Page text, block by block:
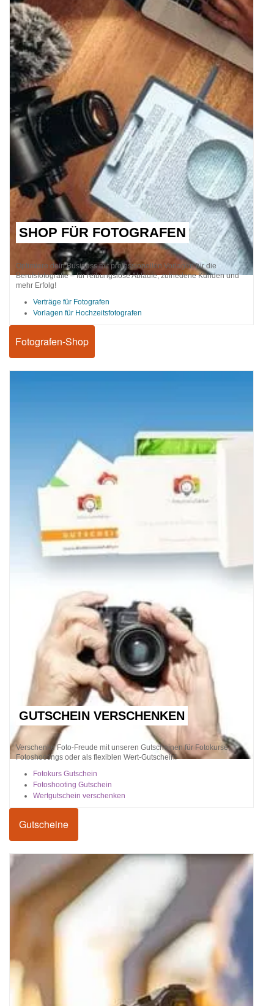
SHOP FÜR FOTOGRAFEN
Optimiere dein Business mit professionellen Vorlagen für die
Berufsfotografie – für reibungslose Abläufe, zufriedene Kunden und
mehr Erfolg!
Verträge für Fotografen
Vorlagen für Hochzeitsfotografen
Fotografen-Shop
GUTSCHEIN VERSCHENKEN
Verschenke Foto-Freude mit unseren Gutscheinen für Fotokurse,
Fotoshootings oder als flexiblen Wert-Gutschein!
Fotokurs Gutschein
Fotoshooting Gutschein
Wertgutschein verschenken
Gutscheine